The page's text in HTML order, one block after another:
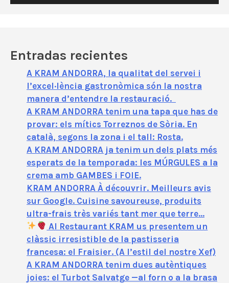
d
Entradas recientes
A KRAM ANDORRA, la qualitat del servei i
l’excel·lència gastronòmica són la nostra
manera d’entendre la restauració.
A KRAM ANDORRA tenim una tapa que has de
provar: els mítics Torreznos de Sòria. En
català, segons la zona i el tall: Rosta.
A KRAM ANDORRA ja tenim un dels plats més
esperats de la temporada: les MÚRGULES a la
crema amb GAMBES i FOIE.
KRAM ANDORRA À découvrir. Meilleurs avis
sur Google. Cuisine savoureuse, produits
ultra-frais très variés tant mer que terre…
Al Restaurant KRAM us presentem un
clàssic irresistible de la pastisseria
francesa: el Fraisier. (A l’estil del nostre Xef)
A KRAM ANDORRA tenim dues autèntiques
joies: el Turbot Salvatge —al forn o a la brasa